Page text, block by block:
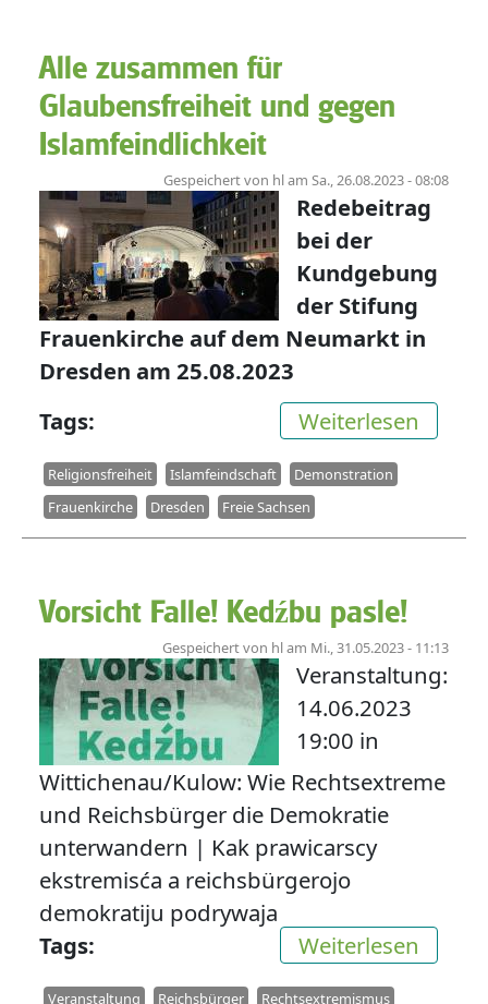
Alle zusammen für
Glaubensfreiheit und gegen
Islamfeindlichkeit
Gespeichert von hlam Sa., 26.08.2023 - 08:08
Redebeitrag
bei der
Kundgebung
der Stifung
Frauenkirche auf dem Neumarkt in
Dresden am 25.08.2023
Weiterlesen
Tags
Religionsfreiheit Islamfeindschaft
Demonstration
Frauenkirche
Dresden Freie Sachsen
Vorsicht Falle! Kedźbu pasle!
Gespeichert von hlam Mi., 31.05.2023 - 11:13
Veranstaltung:
14.06.2023
19:00 in
Wittichenau/Kulow: Wie Rechtsextreme
und Reichsbürger die Demokratie
unterwandern | Kak prawicarscy
ekstremisća a reichsbürgerojo
demokratiju podrywaja
Weiterlesen
Tags
Veranstaltung Reichsbürger
Rechtsextremismus